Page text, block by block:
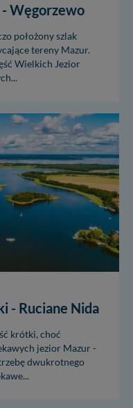
Węgorzewo
położony szlak
tereny Mazur.
Wielkich Jezior
- Ruciane Nida
krótki, choć
jezior Mazur -
dwukrotnego